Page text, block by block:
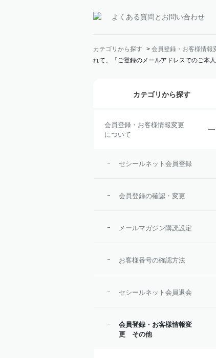
よくある質問とお問い合わせ
カテゴリから探す > 会員登録・お客様情報
れて、「ご登録のメールアドレスでのご本
カテゴリから探す
会員登録・お客様情報変更
について
セシールネット会員登録
会員登録の確認・変更
メールマガジン購読設定
お客様番号の確認方法
セシールネット会員退会
会員登録・お客様情報変
更 その他